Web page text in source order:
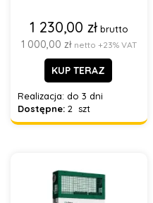
1 230,00 zł brutto
1 000,00 zł netto +23% VAT
KUP TERAZ
Realizacja: do 3 dni
Dostępne: 2 szt